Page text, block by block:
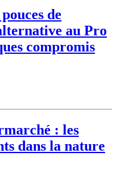
de
au Pro
compromis
: les
dans la nature